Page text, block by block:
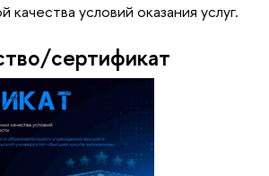
качества условий оказания услуг.
сертификат